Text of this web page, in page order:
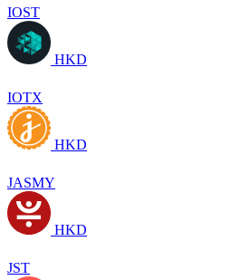
IOST
HKD
IOTX
HKD
JASMY
HKD
JST